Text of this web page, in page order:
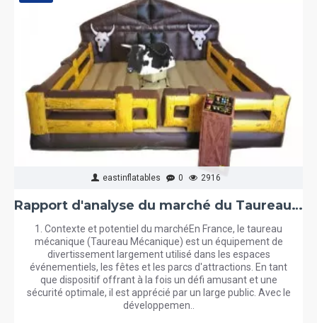
eastinflatables 0 2916
Rapport d'analyse du marché du Taureau Mécanique en France
1. Contexte et potentiel du marchéEn France, le taureau
mécanique (Taureau Mécanique) est un équipement de
divertissement largement utilisé dans les espaces
événementiels, les fêtes et les parcs d'attractions. En tant
que dispositif offrant à la fois un défi amusant et une
sécurité optimale, il est apprécié par un large public. Avec le
développemen..